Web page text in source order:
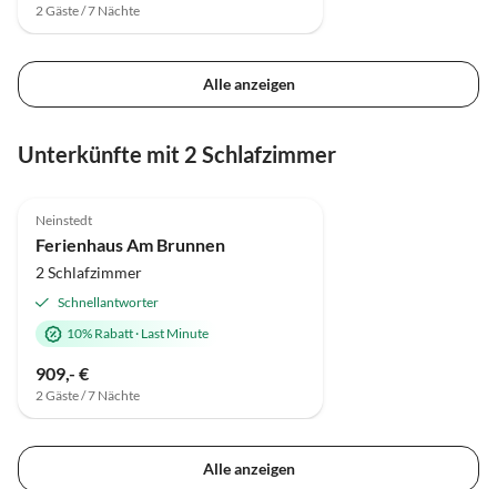
2 Gäste / 7 Nächte
Alle anzeigen
Unterkünfte mit 2 Schlafzimmer
Tour
Super-Gastgeber
Neinstedt
Ferienhaus Am Brunnen
2 Schlafzimmer
Schnellantworter
10% Rabatt· Last Minute
909,- €
2 Gäste / 7 Nächte
Alle anzeigen